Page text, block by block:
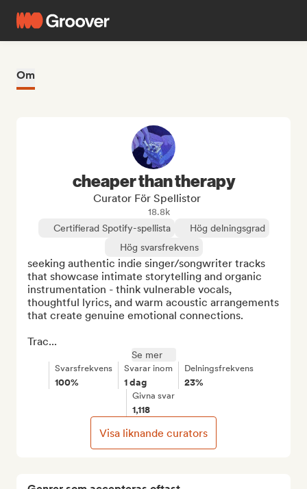
Om
cheaper than therapy
Curator För Spellistor
18.8k
Certifierad Spotify-spellista
Hög delningsgrad
Hög svarsfrekvens
seeking authentic indie singer/songwriter tracks
that showcase intimate storytelling and organic
instrumentation - think vulnerable vocals,
thoughtful lyrics, and warm acoustic arrangements
that create genuine emotional connections.
Trac...
Se mer
Svarsfrekvens
100%
Svarar inom
1 dag
Delningsfrekvens
23%
Givna svar
1,118
Visa liknande curators